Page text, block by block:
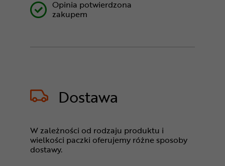
Opinia potwierdzona
zakupem
Dostawa
W zależności od rodzaju produktu i
wielkości paczki oferujemy różne sposoby
dostawy.